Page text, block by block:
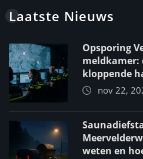
Laatste Nieuws
Opsporing
kloppende
nov 22,
weten en